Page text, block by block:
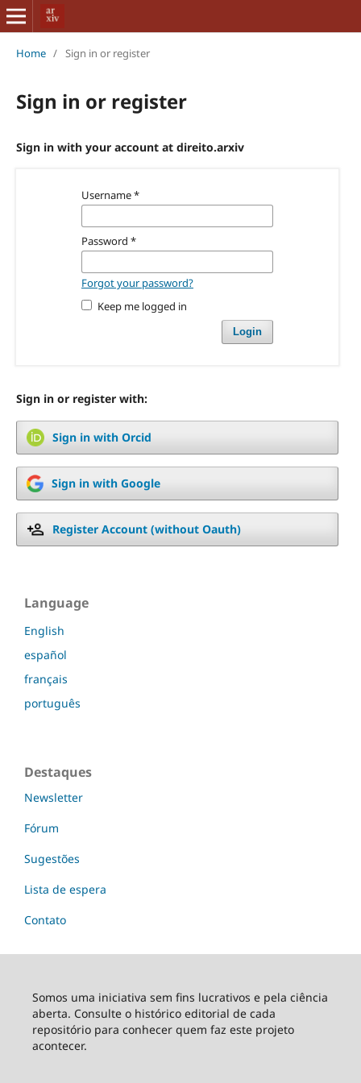
Home / Sign in or register
Sign in or register
Sign in with your account at direito.arxiv
Username*
Password *
Forgot your password?
Keep me logged in
Login
Sign in or register with:
Sign in with Orcid
Sign in with Google
Register Account (without Oauth)
Language
English
español
français
português
Destaques
Newsletter
Fórum
Sugestões
Lista de espera
Contato
Somos uma iniciativa sem fins lucrativos e pela ciência
aberta. Consulte o histórico editorial de cada
repositório para conhecer quem faz este projeto
acontecer.